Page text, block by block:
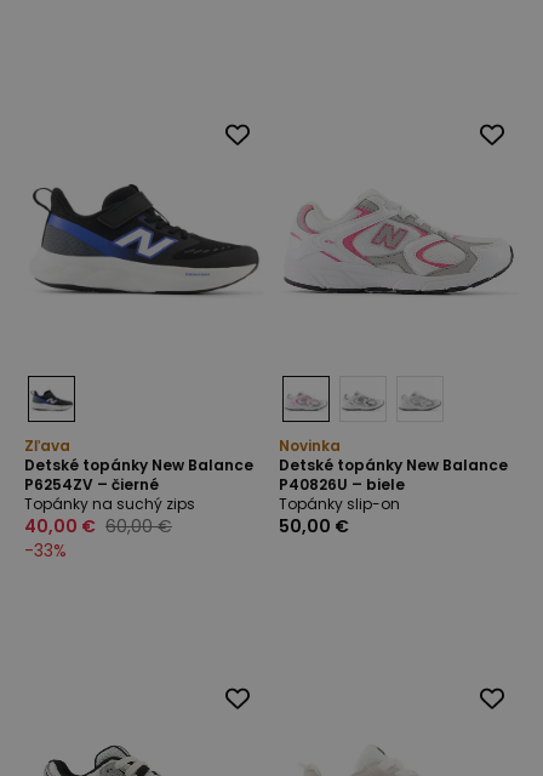
Zľava
Detské topánky New Balance
P6254ZV – čierné
Topánky na suchý zips
40,00 € 60,00 €
-33%
Novinka
Detské topánky New Balance
P40826U – biele
Topánky slip-on
50,00 €